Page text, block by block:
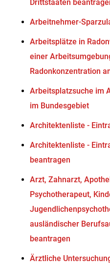
Drittstaaten
Arbeitnehmer-
Arbeitsplätze in
einer
Radonkonzentration
Arbeitsplatzsuche im
im Bundesgebiet
Architektenliste -
Architektenliste -
beantragen
Arzt, Zahnarzt,
Psychotherapeut,
ausländischer
beantragen
Ärztliche